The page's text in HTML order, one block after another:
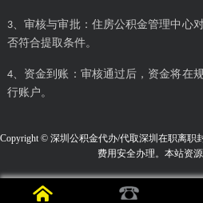
3、审核与审批：住房公积金管理中心
否符合提取条件。
4、资金到账：审核通过后，资金将在
行账户。
Copyright © 深圳公积金代办/代取深圳在职离职
费用安全办理。本站资